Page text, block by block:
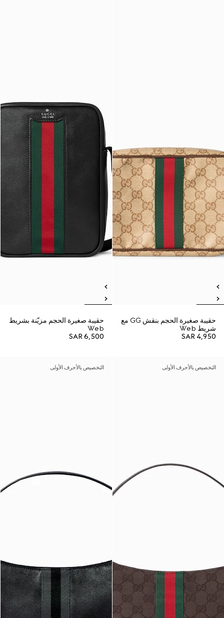
حقيبة صغيرة الحجم بنقش GG مع
شريط Web
SAR 4,950
حقيبة صغيرة الحجم مزيّنة بشريط
Web
SAR 6,500
التخصيص بالأحرف الأولى التخصيص بالأحرف الأولى